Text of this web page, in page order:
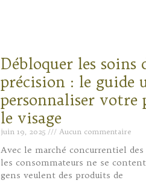
Débloquer les soins
précision : le guide
personnaliser votre
le visage
juin 19, 2025 Aucun commentaire
Avec le marché concurrentiel des
les consommateurs ne se
gens veulent des produits de